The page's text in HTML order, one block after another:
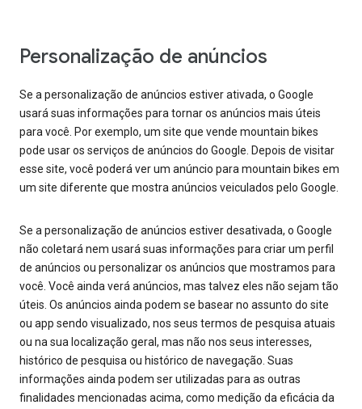
Personalização de anúncios
Se a personalização de anúncios estiver ativada, o Google
usará suas informações para tornar os anúncios mais úteis
para você. Por exemplo, um site que vende mountain bikes
pode usar os serviços de anúncios do Google. Depois de visitar
esse site, você poderá ver um anúncio para mountain bikes em
um site diferente que mostra anúncios veiculados pelo Google.
Se a personalização de anúncios estiver desativada, o Google
não coletará nem usará suas informações para criar um perfil
de anúncios ou personalizar os anúncios que mostramos para
você. Você ainda verá anúncios, mas talvez eles não sejam tão
úteis. Os anúncios ainda podem se basear no assunto do site
ou app sendo visualizado, nos seus termos de pesquisa atuais
ou na sua localização geral, mas não nos seus interesses,
histórico de pesquisa ou histórico de navegação. Suas
informações ainda podem ser utilizadas para as outras
finalidades mencionadas acima, como medição da eficácia da